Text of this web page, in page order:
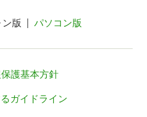
版 パソコン版
護基本方針
ガイドライン